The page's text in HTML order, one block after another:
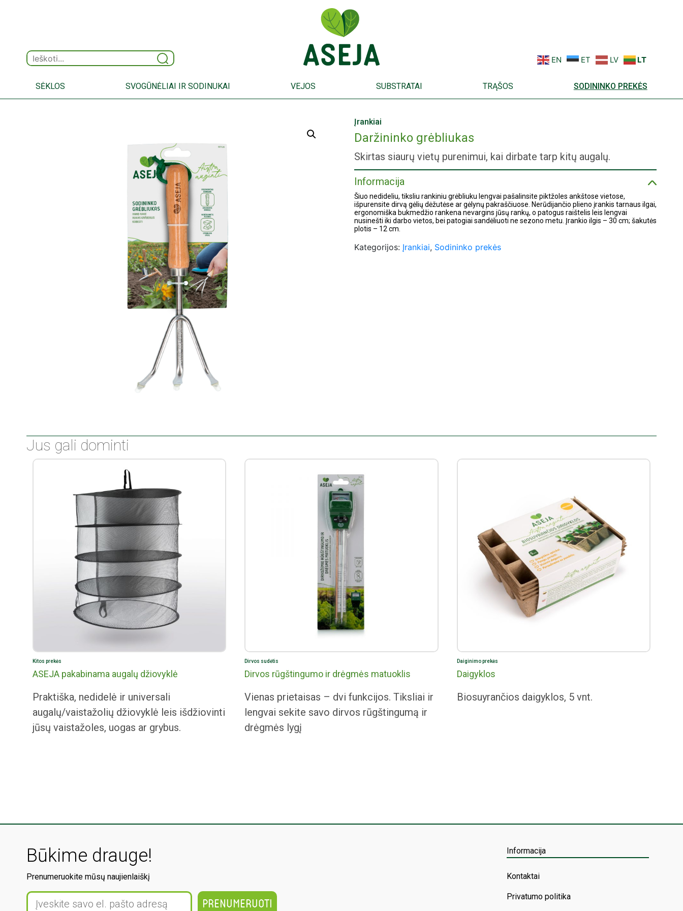
EN ET LV LT
SĖKLOS SVOGŪNĖLIAI IR SODINUKAI VEJOS SUBSTRATAI TRĄŠOS SODININKO PREKĖS
Įrankiai
Daržininko grėbliukas
Skirtas siaurų vietų purenimui, kai dirbate tarp kitų augalų.
Informacija
Šiuo nedideliu, tiksliu rankiniu grėbliuku lengvai pašalinsite piktžoles ankštose vietose,
išpurensite dirvą gėlių dėžutėse ar gėlynų pakraščiuose. Nerūdijančio plieno įrankis tarnaus ilgai,
ergonomiška bukmedžio rankena nevargins jūsų rankų, o patogus raištelis leis lengvai
nusinešti iki darbo vietos, bei patogiai sandėliuoti ne sezono metu. Įrankio ilgis – 30 cm; šakutės
plotis – 12 cm.
Kategorijos: Įrankiai, Sodininko prekės
Jus gali dominti
Kitos prekės
ASEJA pakabinama augalų džiovyklė
Praktiška, nedidelė ir universali
augalų/vaistažolių džiovyklė leis išdžiovinti
jūsų vaistažoles, uogas ar grybus.
Dirvos sudėtis
Dirvos rūgštingumo ir drėgmės matuoklis
Vienas prietaisas – dvi funkcijos. Tiksliai ir
lengvai sekite savo dirvos rūgštingumą ir
drėgmės lygį
Daiginimo prekės
Daigyklos
Biosuyrančios daigyklos, 5 vnt.
Būkime drauge!
Prenumeruokite mūsų naujienlaiškį
Informacija
Kontaktai
Privatumo politika